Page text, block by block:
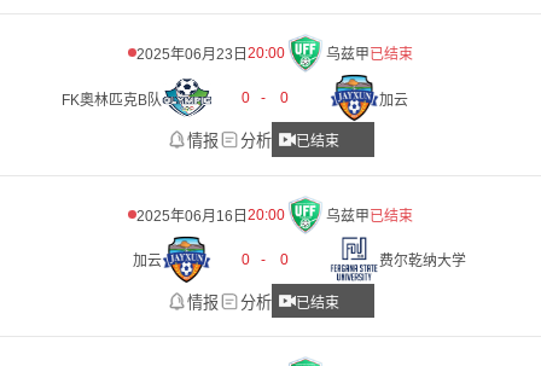
2025年06月23日 20:00 乌兹甲已结束
FK奧林匹克B队 0 - 0 加云
情报 分析 已结束
2025年06月16日 20:00 乌兹甲已结束
加云 0 - 0 费尔乾纳大学
情报 分析 已结束